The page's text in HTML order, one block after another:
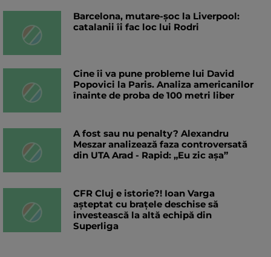
Barcelona, mutare-șoc la Liverpool:
catalanii îi fac loc lui Rodri
Cine îi va pune probleme lui David
Popovici la Paris. Analiza americanilor
înainte de proba de 100 metri liber
A fost sau nu penalty? Alexandru
Meszar analizează faza controversată
din UTA Arad - Rapid: „Eu zic așa”
CFR Cluj e istorie?! Ioan Varga
așteptat cu brațele deschise să
investească la altă echipă din
Superliga